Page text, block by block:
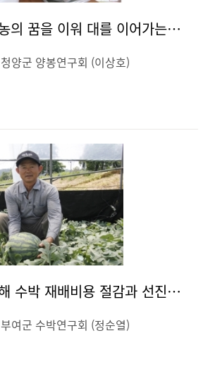
양봉으로 부농의 꿈을 이워 대를 이어가는 칠갑산 꿀농원
청양군 양봉연구회 (이상호)
지원사업 통해 수박 재배비용 절감과 선진화 이루는
부여군 수박연구회 (정순열)